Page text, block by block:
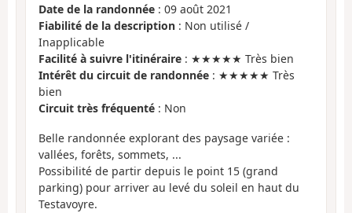
Date de la randonnée : 09 août 2021
Fiabilité de la description : Non utilisé /
Inapplicable
Facilité à suivre l'itinéraire : ★★★★★ Très bien
Intérêt du circuit de randonnée : ★★★★★ Très
bien
Circuit très fréquenté : Non
Belle randonnée explorant des paysage variée :
vallées, forêts, sommets, ...
Possibilité de partir depuis le point 15 (grand
parking) pour arriver au levé du soleil en haut du
Testavoyre.